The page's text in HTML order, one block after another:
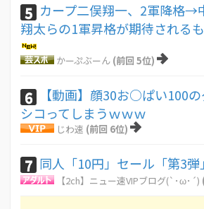
5 カープ二俣翔一、2軍降格→
翔太らの1軍昇格が期待される
かーぷぶーん (前回 5位)
6
【動画】顔30お○ぱい100
シコってしまうｗｗｗ
じわ速 (前回 6位)
7 同人「10円」セール「第3弾」
【2ch】ニュー速VIPブログ(`･ω･´)